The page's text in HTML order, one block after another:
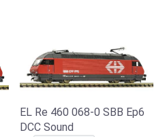
EL Re 460 068-0 SBB Ep6
DCC Sound